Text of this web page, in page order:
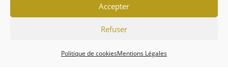
Accepter
Refuser
Politique de cookiesMentions Légales
Mentions Légales
Politique de cookies (EU) Conditions générales